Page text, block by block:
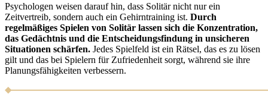
Psychologen weisen darauf hin, dass Solitär nicht nur ein
Zeitvertreib, sondern auch ein Gehirntraining ist. Durch
regelmäßiges Spielen von Solitär lassen sich die Konzentration,
das Gedächtnis und die Entscheidungsfindung in unsicheren
Situationen schärfen. Jedes Spielfeld ist ein Rätsel, das es zu lösen
gilt und das bei Spielern für Zufriedenheit sorgt, während sie ihre
Planungsfähigkeiten verbessern.